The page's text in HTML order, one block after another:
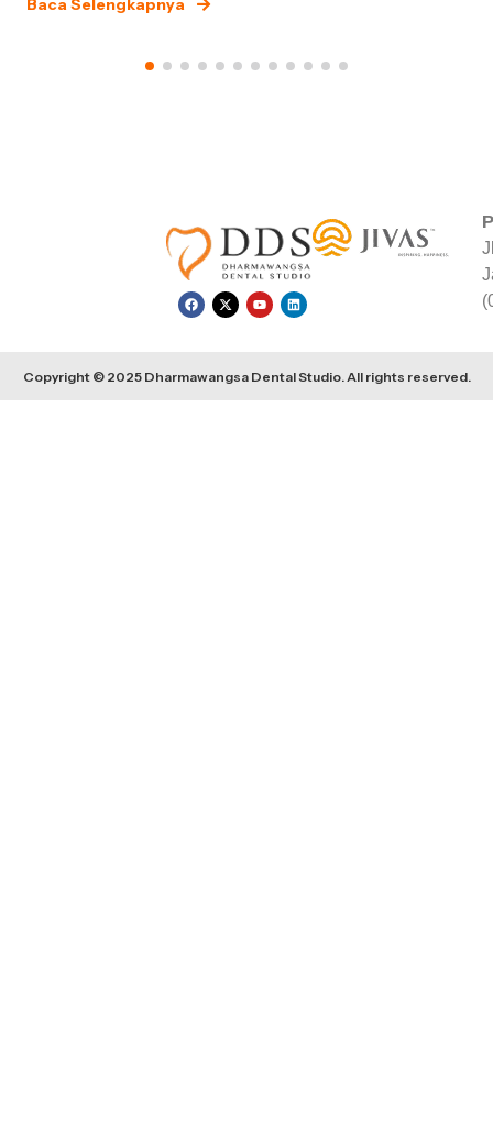
Baca Selengkapnya
Copyright © 2025 Dharmawangsa Dental Studio. All rights reserved.